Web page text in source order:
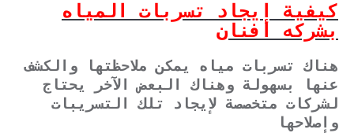
كيفية إيجاد تسربات المياه
بشركه افنان
هناك تسربات مياه يمكن ملاحظتها والكشف
عنها بسهولة وهناك البعض الآخر يحتاج
لشركات متخصصة لإيجاد تلك التسريبات
وإصلاحها